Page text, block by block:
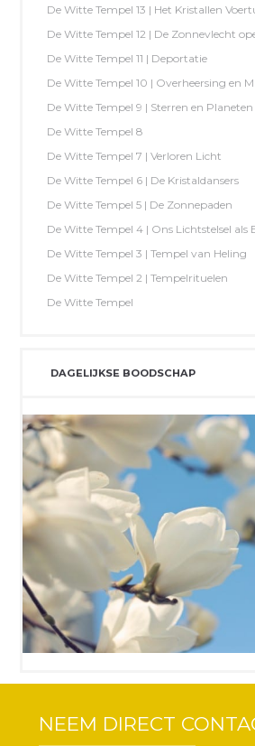
De Witte Tempel 13 | Het Kristallen
De Witte Tempel 12 | De Zonnevlecht
De Witte Tempel 11 | Deportatie
De Witte Tempel 10 | Overheersing en
De Witte Tempel 9 | Sterren en Planeten
De Witte Tempel 8
De Witte Tempel 7 | Verloren Licht
De Witte Tempel 6 | De Kristaldansers
De Witte Tempel 5 | De Zonnepaden
De Witte Tempel 4 | Ons Lichtstelsel als
De Witte Tempel 3 | Tempel van Heling
De Witte Tempel 2 | Tempelrituelen
De Witte Tempel
DAGELIJKSE BOODSCHAP
NEEM DIRECT